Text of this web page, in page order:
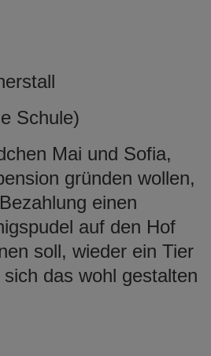
Schule)
Mai und Sofia,
gründen wollen,
einen
auf den Hof
soll, wieder ein Tier
das wohl gestalten